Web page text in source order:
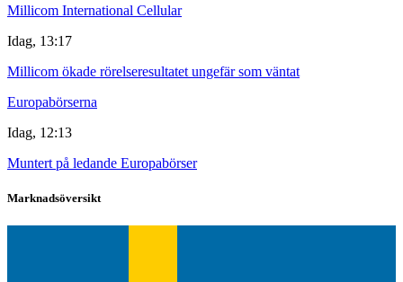
Millicom International Cellular
Idag, 13:17
Millicom ökade rörelseresultatet ungefär som väntat
Europabörserna
Idag, 12:13
Muntert på ledande Europabörser
Marknadsöversikt